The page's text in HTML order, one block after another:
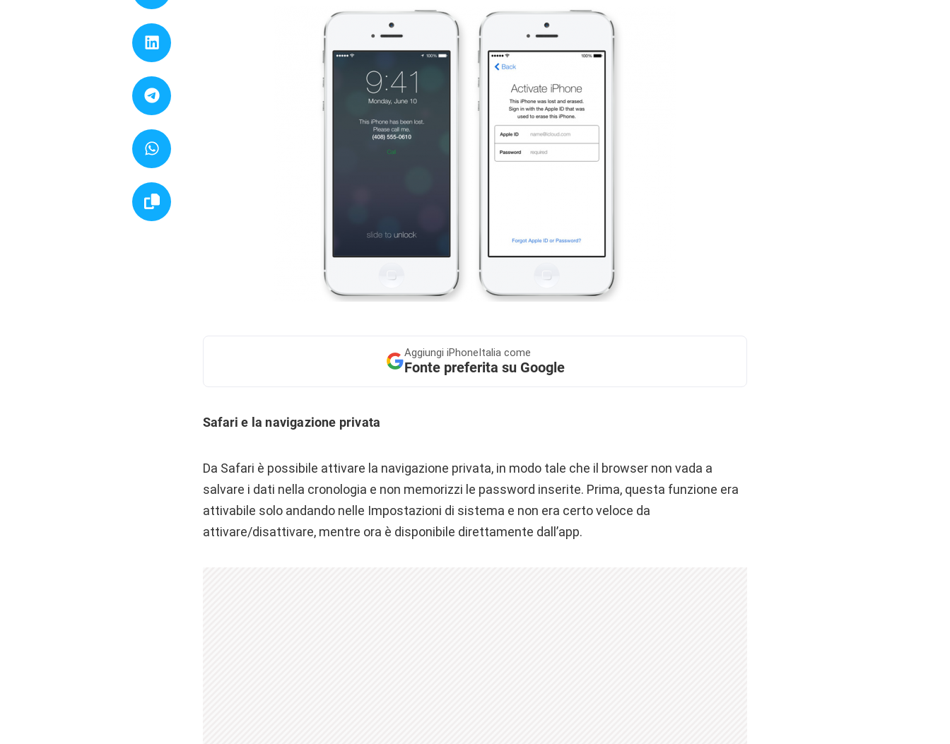
Aggiungi iPhoneItalia come
Fonte preferita su Google
Safari e la navigazione privata
Da Safari è possibile attivare la navigazione privata, in modo tale che il browser non vada a
salvare i dati nella cronologia e non memorizzi le password inserite. Prima, questa funzione era
attivabile solo andando nelle Impostazioni di sistema e non era certo veloce da
attivare/disattivare, mentre ora è disponibile direttamente dall’app.